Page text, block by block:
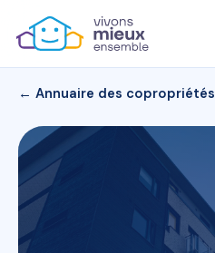
← Annuaire des copropriétés